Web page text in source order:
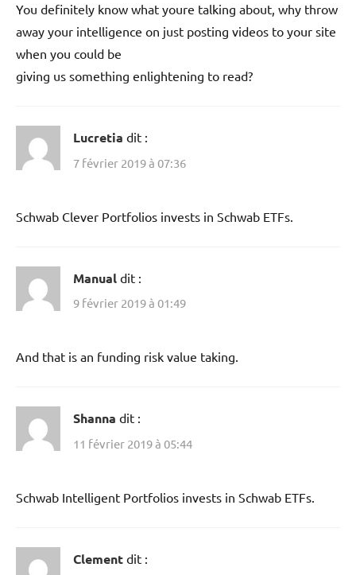
You definitely know what youre talking about, why throw
away your intelligence on just posting videos to your site
when you could be
giving us something enlightening to read?
Lucretia dit :
7 février 2019 à 07:36
Schwab Clever Portfolios invests in Schwab ETFs.
Manual dit :
9 février 2019 à 01:49
And that is an funding risk value taking.
Shanna dit :
11 février 2019 à 05:44
Schwab Intelligent Portfolios invests in Schwab ETFs.
Clement dit :